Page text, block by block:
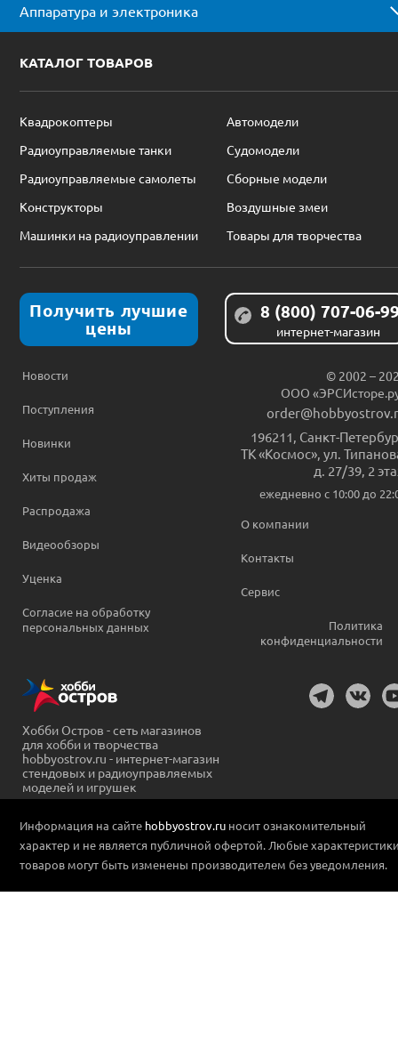
Аппаратура и электроника
КАТАЛОГ ТОВАРОВ
Квадрокоптеры
Автомодели
Радиоуправляемые танки
Судомодели
Радиоуправляемые самолеты
Сборные модели
Конструкторы
Воздушные змеи
Машинки на радиоуправлении
Товары для творчества
Получить лучшие
цены
8 (800) 707-06-
интернет-магазин
Новости
Поступления
Новинки
Хиты продаж
Распродажа
Видеообзоры
Уценка
Согласие на обработку
персональных данных
© 2002 –
ООО
196211 Санкт-
ТК «Космос», ул.
д. 27/39, 2
ежедневно c 10:00 до
О компании
Контакты
Сервис
Политика
конфиденциальности
Хобби Остров - сеть магазинов
для хобби и творчества
hobbyostrov.ru - интернет-магазин
стендовых и радиоуправляемых
моделей и игрушек
Информация на сайте hobbyostrov.ru носит ознакомительный
характер и не является публичной офертой. Любые
товаров могут быть изменены производителем без уведомления.